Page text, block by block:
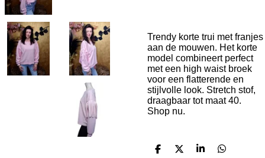
Trendy korte trui met franjes
aan de mouwen. Het korte
model combineert perfect
met een high waist broek
voor een flatterende en
stijlvolle look. Stretch stof,
draagbaar tot maat 40.
Shop nu.
D
D
S
D